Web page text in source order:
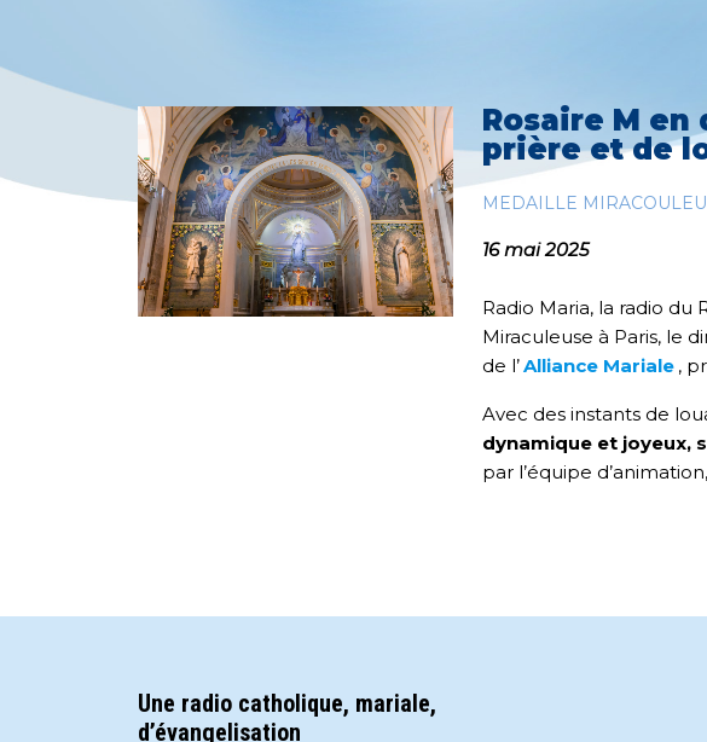
Rosaire M en
prière et de
MEDAILLE
16 mai 2025
Radio Maria, la radio du
Miraculeuse à Paris, le
de l’Alliance Mariale ,
Avec des instants de
dynamique et joyeux,
par l’équipe
Une radio catholique, mariale,
d’évangelisation